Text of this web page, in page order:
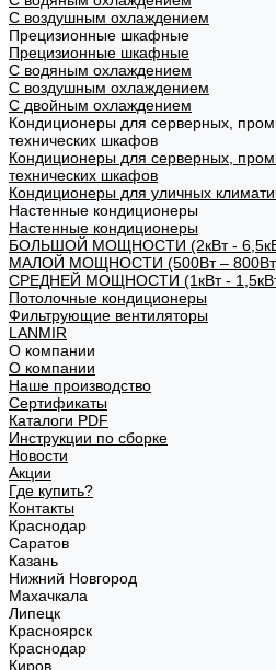
С воздушным охлаждением
Прецизионные шкафные
Прецизионные шкафные
С водяным охлаждением
С воздушным охлаждением
С двойным охлаждением
Кондиционеры для серверных,
технических шкафов
Кондиционеры для серверных,
технических шкафов
Кондиционеры для уличных
Настенные кондиционеры
Настенные кондиционеры
БОЛЬШОЙ МОЩНОСТИ (2кВт -
МАЛОЙ МОЩНОСТИ (500Вт –
СРЕДНЕЙ МОЩНОСТИ (1кВт -
Потолочные кондиционеры
Фильтрующие вентиляторы
LANMIR
О компании
О компании
Наше производство
Сертификаты
Каталоги PDF
Инструкции по сборке
Новости
Акции
Где купить?
Контакты
Краснодар
Саратов
Казань
Нижний Новгород
Махачкала
Липецк
Красноярск
Краснодар
Киров